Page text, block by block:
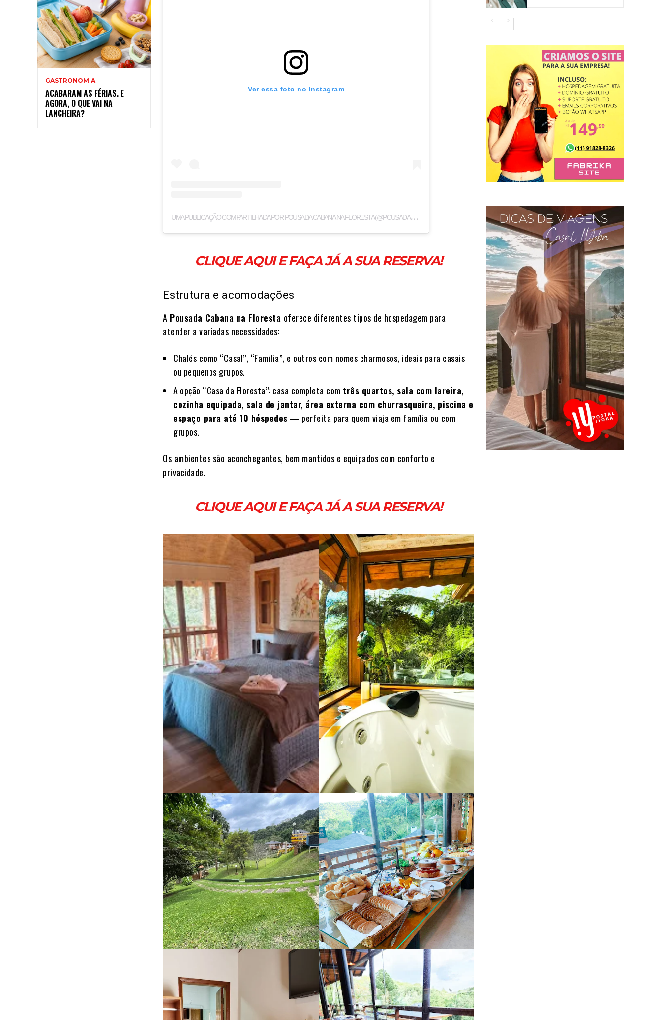
GASTRONOMIA
ACABARAM AS FÉRIAS. E
AGORA, O QUE VAI NA
LANCHEIRA?
Ver essa foto no Instagram
U
MA PUBLICAÇÃO COMPARTILHADA POR POUSADA CABANA NA FLORESTA (@POUSADACABANANAFLORESTA)
CLIQUE AQUI E FAÇA JÁ A SUA RESERVA!
Estrutura e acomodações
A Pousada Cabana na Floresta oferece diferentes tipos de hospedagem para
atender a variadas necessidades:
Chalés como “Casal”, “Família”, e outros com nomes charmosos, ideais para casais
ou pequenos grupos.
A opção “Casa da Floresta”: casa completa com três quartos, sala com lareira,
cozinha equipada, sala de jantar, área externa com churrasqueira, piscina e
espaço para até 10 hóspedes — perfeita para quem viaja em família ou com
grupos.
Os ambientes são aconchegantes, bem mantidos e equipados com conforto e
privacidade.
CLIQUE AQUI E FAÇA JÁ A SUA RESERVA!